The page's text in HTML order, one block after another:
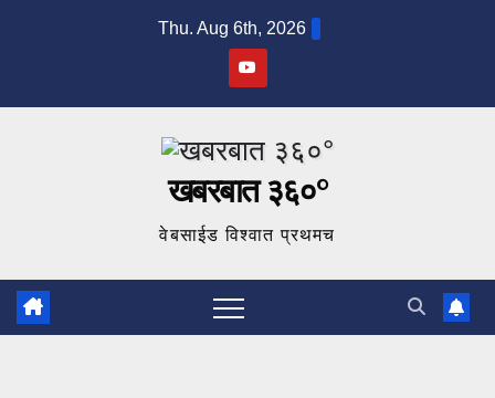
Thu. Aug 6th, 2026
खबरबात ३६०°
वेबसाईड विश्वात प्रथमच